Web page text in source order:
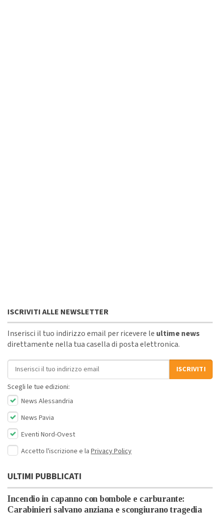
ISCRIVITI ALLE NEWSLETTER
Inserisci il tuo indirizzo email per ricevere le ultime news
direttamente nella tua casella di posta elettronica.
Indirizzo email
ISCRIVITI
Scegli le tue edizioni:
News Alessandria
News Pavia
Eventi Nord-Ovest
Accetto l'iscrizione e la Privacy Policy
ULTIMI PUBBLICATI
Incendio in capanno con bombole e carburante:
Carabinieri salvano anziana e scongiurano tragedia